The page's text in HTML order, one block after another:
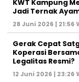
KWT Kampung
Jadi Ternak
28 Juni 2026 | 21:56
Gerak Cepat
Koperasi
Legalitas Resmi?
12 Juni 2026 | 23:26